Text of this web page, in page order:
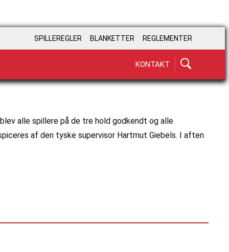
SPILLEREGLER BLANKETTER REGLEMENTER
KONTAKT
alle spillere på de tre hold godkendt og alle
af den tyske supervisor Hartmut Giebels. I aften